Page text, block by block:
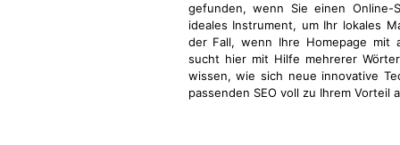
gefunden, wenn Sie einen
ideales Instrument, um Ihr lokales
der Fall, wenn Ihre Homepage mit
sucht hier mit Hilfe mehrerer
wissen, wie sich neue innovative
passenden SEO voll zu Ihrem Vorteil